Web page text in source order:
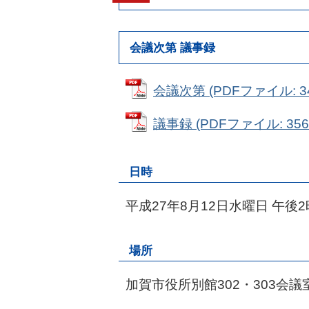
会議次第 議事録
会議次第 (PDFファイル:
議事録 (PDFファイル:
日時
平成27年8月12日水曜日 午後2
場所
加賀市役所別館302・303会議